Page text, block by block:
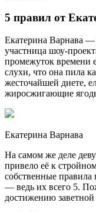
5 правил от
Екатерина Варнава —
участница шоу-
промежуток времени
слухи, что она пила
жесточайшей диете,
жиросжигающие
Екатерина Варнава
На самом же деле
привело её к
собственные правила
— ведь их всего 5.
достижению заветной